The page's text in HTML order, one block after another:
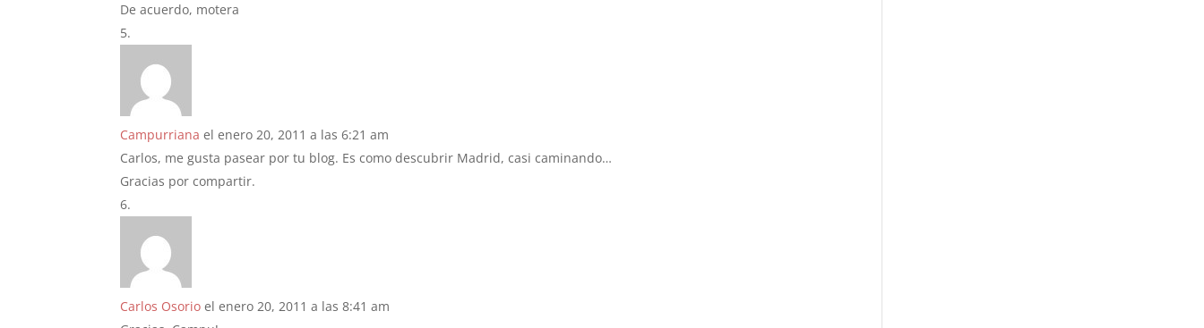
De acuerdo, motera
Campurriana el enero 20, 2011 a las 6:21 am
Carlos, me gusta pasear por tu blog. Es como descubrir Madrid, casi caminando…
Gracias por compartir.
Carlos Osorio el enero 20, 2011 a las 8:41 am